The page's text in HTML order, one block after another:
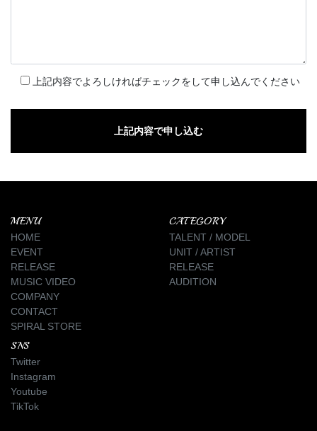
上記内容でよろしければチェックをして申し込んでください
MENU
HOME
EVENT
RELEASE
MUSIC VIDEO
COMPANY
CONTACT
SPIRAL STORE
CATEGORY
TALENT / MODEL
UNIT / ARTIST
RELEASE
AUDITION
SNS
Twitter
Instagram
Youtube
TikTok